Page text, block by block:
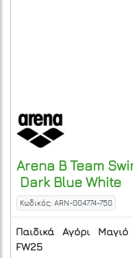
Arena B Team
Dark Blue White
Κωδικός: ARN-004774-750
Παιδικά Αγόρι Μαγιό
FW25